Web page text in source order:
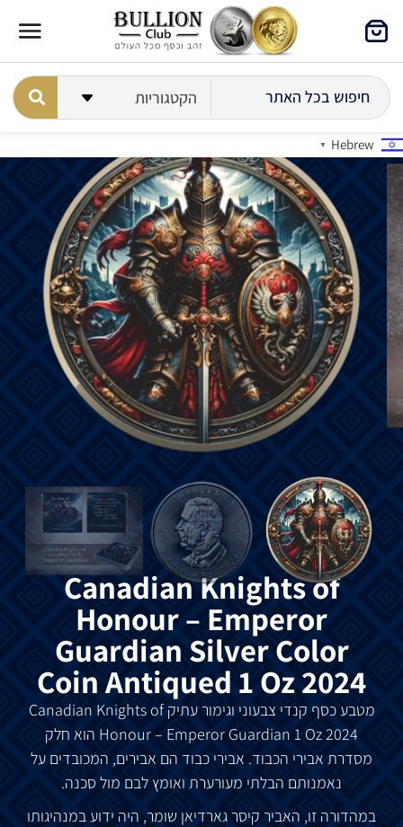
Hebrew
▼
Canadian Knights of
Honour – Emperor
Guardian Silver Color
Coin Antiqued 1 Oz 2024
מטבעכסף קנדי צבעוני וגימורעתיק Canadian Knights of
Honour – Emperor Guardian 1 Oz 2024 הוא חלק
מסדרת אבירי הכבוד. אבירי כבוד הם אבירים, המכובדים על
נאמנותם הבלתי מעורערת ואומץ לבם מול סכנה.
במהדורה זו, האביר קיסרגארדיאן שומר, היה ידועבמנהיגותו